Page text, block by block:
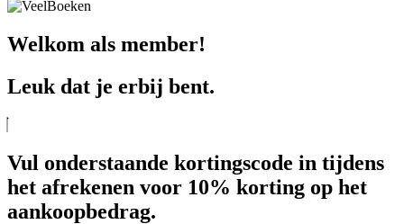
Welkom als member!
Leuk dat je erbij bent.
Vul onderstaande kortingscode in tijdens
het afrekenen voor 10% korting op het
aankoopbedrag.